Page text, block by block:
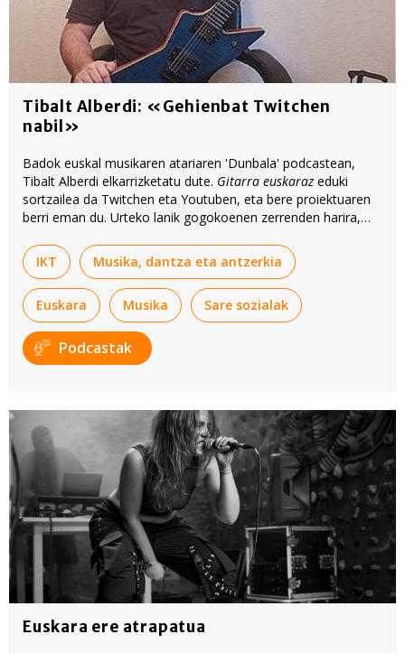
Tibalt Alberdi: «Gehienbat Twitchen
nabil»
Badok euskal musikaren atariaren 'Dunbala' podcastean,
Tibalt Alberdi elkarrizketatu dute. Gitarra euskaraz eduki
sortzailea da Twitchen eta Youtuben, eta bere proiektuaren
berri eman du. Urteko lanik gogokoenen zerrenden harira,
IKT
Musika, dantza eta antzerkia
Euskara Musika Sare sozialak
Podcastak
Euskara ere atrapatua